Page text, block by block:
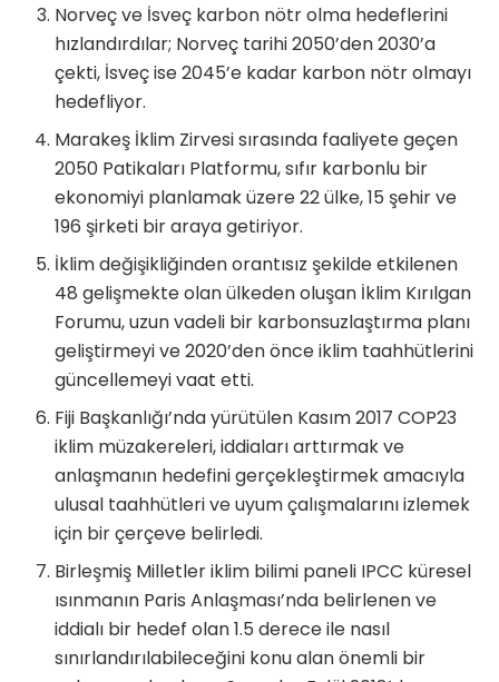
Norveç ve İsveç karbon nötr olma hedeflerini
hızlandırdılar; Norveç tarihi 2050’den 2030’a
çekti, İsveç ise 2045’e kadar karbon nötr olmayı
hedefliyor.
Marakeş İklim Zirvesi sırasında faaliyete geçen
2050 Patikaları Platformu, sıfır karbonlu bir
ekonomiyi planlamak üzere 22 ülke, 15 şehir ve
196 şirketi bir araya getiriyor.
İklim değişikliğinden orantısız şekilde etkilenen
48 gelişmekte olan ülkeden oluşan İklim Kırılgan
Forumu, uzun vadeli bir karbonsuzlaştırma planı
geliştirmeyi ve 2020’den önce iklim taahhütlerini
güncellemeyi vaat etti.
Fiji Başkanlığı’nda yürütülen Kasım 2017 COP23
iklim müzakereleri, iddiaları arttırmak ve
anlaşmanın hedefini gerçekleştirmek amacıyla
ulusal taahhütleri ve uyum çalışmalarını izlemek
için bir çerçeve belirledi.
Birleşmiş Milletler iklim bilimi paneli IPCC küresel
ısınmanın Paris Anlaşması’nda belirlenen ve
iddialı bir hedef olan 1.5 derece ile nasıl
sınırlandırılabileceğini konu alan önemli bir